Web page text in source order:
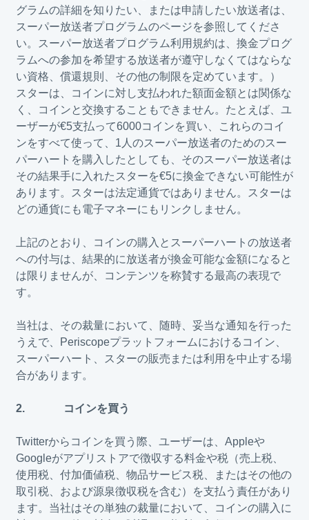
グラムの詳細を知りたい、または申請したい放送者は、
スーパー放送者プログラムのページを参照してくださ
い。
スーパー放送者プログラム利用規約は、換金プログ
ラムへの参加を希望する放送者が遵守しなくてはならな
い資格、償還規則、その他の制限を定めています。）
スターは、コインに対し支払われた額面金額とは関係な
く、コインと交換することもできません。たとえば、ユ
ーザーが€5支払って6000コインを買い、これらのコイ
ンをすべて使って、1人のスーパー放送者のためのスー
パーハートを購入したとしても、そのスーパー放送者は
その結果手に入れたスターを€5に換金できない可能性が
あります。スターは法定通貨ではありません。スターは
どの通貨にも電子マネーにもリンクしません。
上記のとおり、コインの購入とスーパーハートの放送者
への付与は、結果的に放送者が換金可能な金額になると
は限りませんが、コンテンツを称賛する最高の表現で
す。
当社は、その裁量において、随時、妥当な通知を行った
うえで、Periscopeプラットフォームにおけるコイン、
スーパーハート、スターの販売または利用を中止する場
合があります。
2. コインを買う
Twitterからコインを買う際、ユーザーは、Appleや
Googleがアプリストアで徴収する料金や税（売上税、
使用税、付加価値税、物品サービス税、またはその他の
取引税、および源泉徴収税を含む）を支払う責任があり
ます。当社はその単独の裁量において、コインの購入に